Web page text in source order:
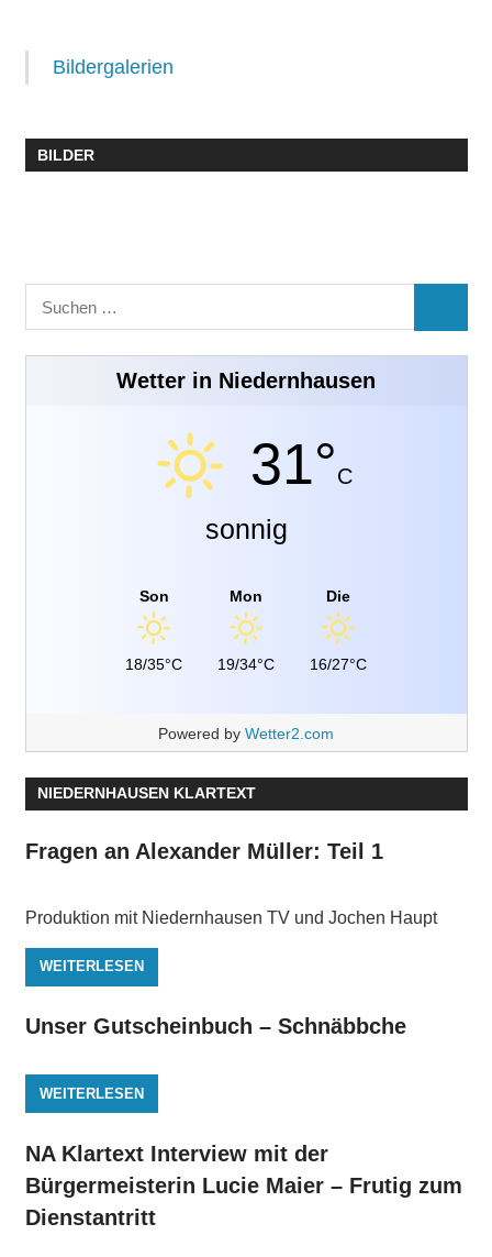
Bildergalerien
BILDER
Suchen
nach:
Wetter in Niedernhausen
31°C
sonnig
Son
18/35°C
Mon
19/34°C
Die
16/27°C
Powered by Wetter2.com
NIEDERNHAUSEN KLARTEXT
Fragen an Alexander Müller: Teil 1
Produktion mit Niedernhausen TV und Jochen Haupt
WEITERLESEN
Unser Gutscheinbuch – Schnäbbche
WEITERLESEN
NA Klartext Interview mit der
Bürgermeisterin Lucie Maier – Frutig zum
Dienstantritt